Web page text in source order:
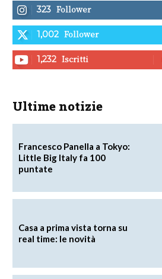
323 Follower
1,002 Follower
1,232 Iscritti
Ultime notizie
Francesco Panella a Tokyo:
Little Big Italy fa 100
puntate
Casa a prima vista torna su
real time: le novità